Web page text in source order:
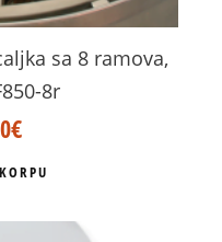
sa 8 ramova,
8r
€